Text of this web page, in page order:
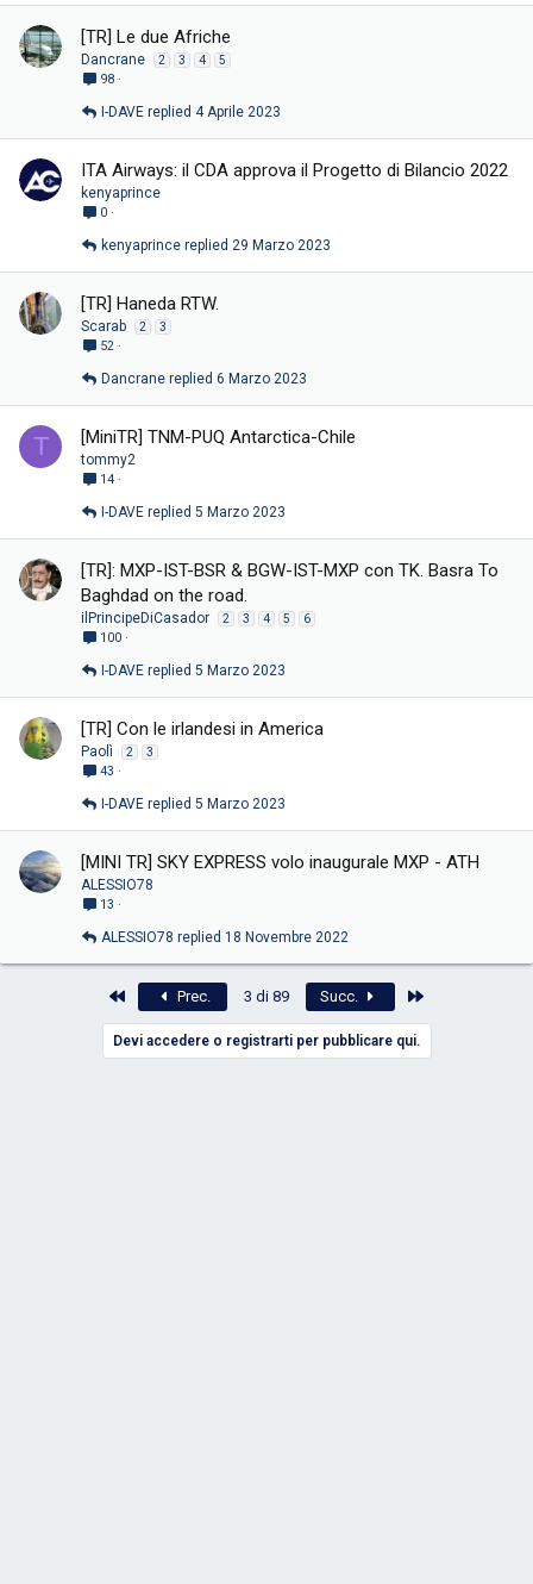
[TR] Le due Afriche
Dancrane 2 3 4 5
98
4 Aprile 2023
I-DAVE
ITA Airways: il CDA approva il Progetto di Bilancio 2022
kenyaprince
0
29 Marzo 2023
kenyaprince
[TR] Haneda RTW.
Scarab 2 3
52
6 Marzo 2023
Dancrane
T [MiniTR] TNM-PUQ Antarctica-Chile
tommy2
14
5 Marzo 2023
I-DAVE
[TR]: MXP-IST-BSR & BGW-IST-MXP con TK. Basra To
Baghdad on the road.
ilPrincipeDiCasador 2 3 4 5 6
100
5 Marzo 2023
I-DAVE
[TR] Con le irlandesi in America
Paolì 2 3
43
5 Marzo 2023
I-DAVE
[MINI TR] SKY EXPRESS volo inaugurale MXP - ATH
ALESSIO78
13
18 Novembre 2022
ALESSIO78
Primo Prec. 3 di 89 Succ.
Devi accedere o registrarti per pubblicare qui.